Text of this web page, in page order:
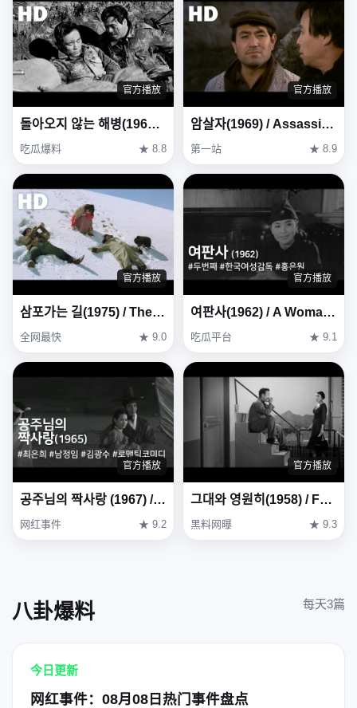
官方播放
돌아오지 않는 해병(1963) / The Marines Who Never Returned ( Dora-oji Anneun Haebyeong )
吃瓜爆料 ★ 8.8
官方播放
암살자(1969) / Assassin ( Amsalja )
第一站 ★ 8.9
官方播放
삼포가는 길(1975) / The Road to Sampo (Sampoganeun gil)
全网最快 ★ 9.0
官方播放
여판사(1962) / A Woman Judge ( Yeopansa )
吃瓜平台 ★ 9.1
官方播放
공주님의 짝사랑 (1967) / One-sided Love of Princess (Gongjunimui Jjaksarang)
网红事件 ★ 9.2
官方播放
그대와 영원히(1958) / Forever with You (Geudae-wa yeong-wonhi)
黑料网曝 ★ 9.3
八卦爆料 每天3篇
今日更新
网红事件：08月08日热门事件盘点